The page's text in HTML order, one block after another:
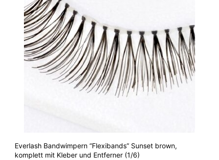
Everlash Bandwimpern “Flexibands” Sunset brown,
komplett mit Kleber und Entferner (1/6)